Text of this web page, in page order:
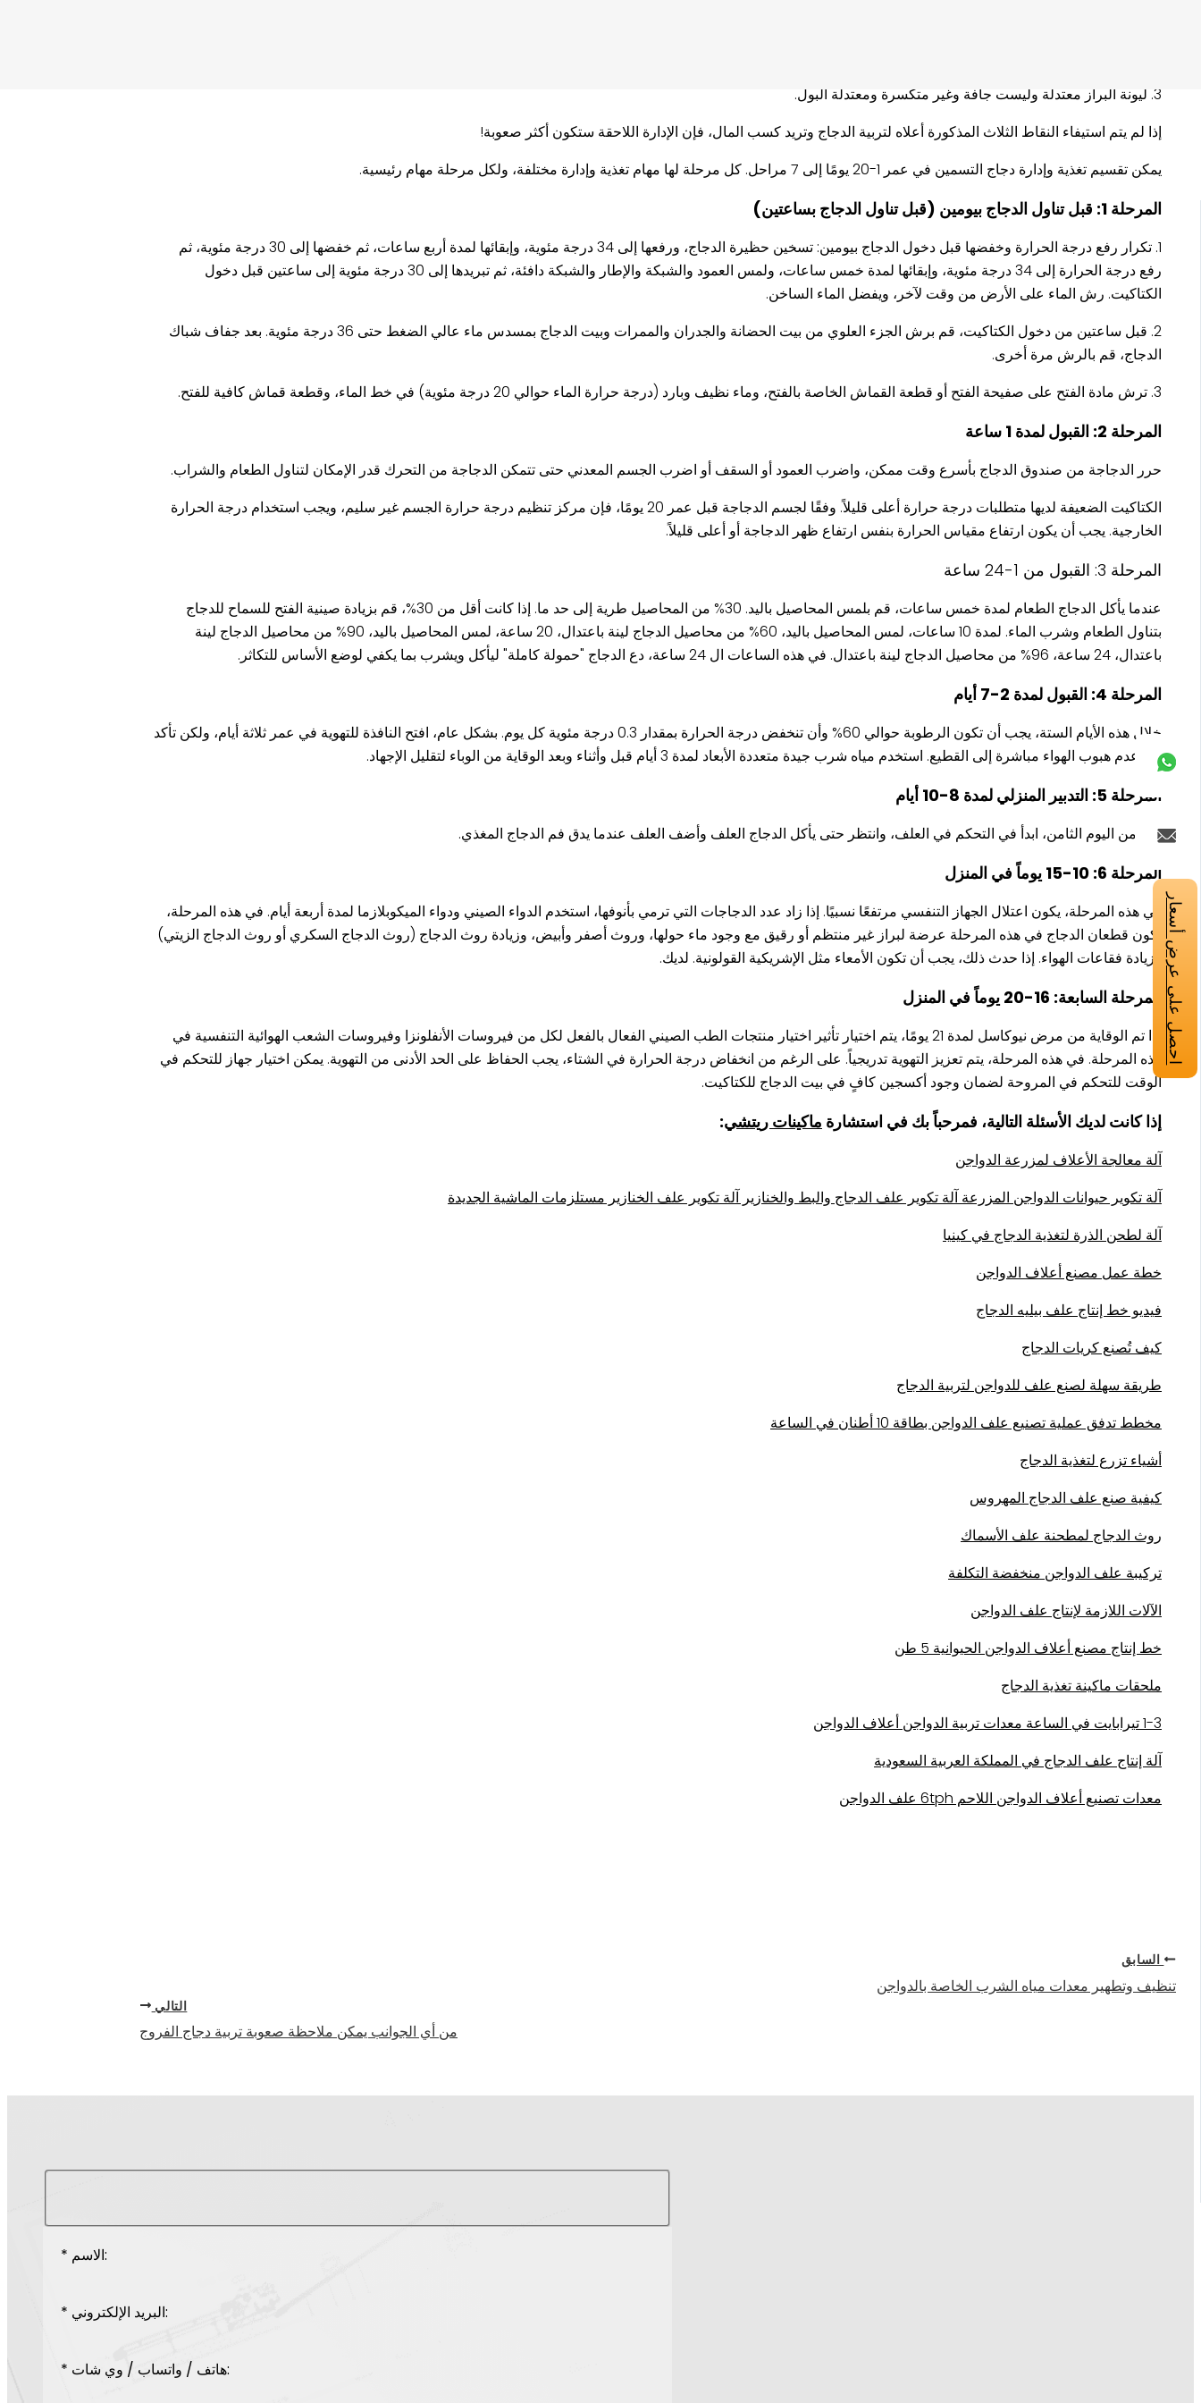
3. ليونة البراز معتدلة وليست جافة وغير متكسرة ومعتدلة البول.
إذا لم يتم استيفاء النقاط الثلاث المذكورة أعلاه لتربية الدجاج وتريد كسب المال، فإن الإدارة اللاحقة ستكون أكثر صعوبة!
يمكن تقسيم تغذية وإدارة دجاج التسمين في عمر 1-20 يومًا إلى 7 مراحل. كل مرحلة لها مهام تغذية وإدارة مختلفة، ولكل مرحلة مهام رئيسية.
المرحلة 1: قبل تناول الدجاج بيومين (قبل تناول الدجاج بساعتين)
1. تكرار رفع درجة الحرارة وخفضها قبل دخول الدجاج بيومين: تسخين حظيرة الدجاج، ورفعها إلى 34 درجة مئوية، وإبقائها لمدة أربع ساعات، ثم خفضها إلى 30 درجة مئوية، ثم
رفع درجة الحرارة إلى 34 درجة مئوية، وإبقائها لمدة خمس ساعات، ولمس العمود والشبكة والإطار والشبكة دافئة، ثم تبريدها إلى 30 درجة مئوية إلى ساعتين قبل دخول
الكتاكيت. رش الماء على الأرض من وقت لآخر، ويفضل الماء الساخن.
2. قبل ساعتين من دخول الكتاكيت، قم برش الجزء العلوي من بيت الحضانة والجدران والممرات وبيت الدجاج بمسدس ماء عالي الضغط حتى 36 درجة مئوية. بعد جفاف شباك
الدجاج، قم بالرش مرة أخرى.
3. ترش مادة الفتح على صفيحة الفتح أو قطعة القماش الخاصة بالفتح، وماء نظيف وبارد (درجة حرارة الماء حوالي 20 درجة مئوية) في خط الماء، وقطعة قماش كافية للفتح.
المرحلة 2: القبول لمدة 1 ساعة
حرر الدجاجة من صندوق الدجاج بأسرع وقت ممكن، واضرب العمود أو السقف أو اضرب الجسم المعدني حتى تتمكن الدجاجة من التحرك قدر الإمكان لتناول الطعام والشراب.
الكتاكيت الضعيفة لديها متطلبات درجة حرارة أعلى قليلاً. وفقًا لجسم الدجاجة قبل عمر 20 يومًا، فإن مركز تنظيم درجة حرارة الجسم غير سليم، ويجب استخدام درجة الحرارة
الخارجية. يجب أن يكون ارتفاع مقياس الحرارة بنفس ارتفاع ظهر الدجاجة أو أعلى قليلاً.
المرحلة 3: القبول من 1-24 ساعة
عندما يأكل الدجاج الطعام لمدة خمس ساعات، قم بلمس المحاصيل باليد. 30% من المحاصيل طرية إلى حد ما. إذا كانت أقل من 30%، قم بزيادة صينية الفتح للسماح للدجاج
بتناول الطعام وشرب الماء. لمدة 10 ساعات، لمس المحاصيل باليد، 60% من محاصيل الدجاج لينة باعتدال، 20 ساعة، لمس المحاصيل باليد، 90% من محاصيل الدجاج لينة
باعتدال، 24 ساعة، 96% من محاصيل الدجاج لينة باعتدال. في هذه الساعات ال 24 ساعة، دع الدجاج "حمولة كاملة" ليأكل ويشرب بما يكفي لوضع الأساس للتكاثر.
المرحلة 4: القبول لمدة 2-7 أيام
خلال هذه الأيام الستة، يجب أن تكون الرطوبة حوالي 60% وأن تنخفض درجة الحرارة بمقدار 0.3 درجة مئوية كل يوم. بشكل عام، افتح النافذة للتهوية في عمر ثلاثة أيام، ولكن تأكد
من عدم هبوب الهواء مباشرة إلى القطيع. استخدم مياه شرب جيدة متعددة الأبعاد لمدة 3 أيام قبل وأثناء وبعد الوقاية من الوباء لتقليل الإجهاد.
المرحلة 5: التدبير المنزلي لمدة 8-10 أيام
بدءًا من اليوم الثامن، ابدأ في التحكم في العلف، وانتظر حتى يأكل الدجاج العلف وأضف العلف عندما يدق فم الدجاج المغذي.
المرحلة 6: 10-15 يوماً في المنزل
في هذه المرحلة، يكون اعتلال الجهاز التنفسي مرتفعًا نسبيًا. إذا زاد عدد الدجاجات التي ترمي بأنوفها، استخدم الدواء الصيني ودواء الميكوبلازما لمدة أربعة أيام. في هذه المرحلة،
تكون قطعان الدجاج في هذه المرحلة عرضة لبراز غير منتظم أو رقيق مع وجود ماء حولها، وروث أصفر وأبيض، وزيادة روث الدجاج (روث الدجاج السكري أو روث الدجاج الزيتي)
وزيادة فقاعات الهواء. إذا حدث ذلك، يجب أن تكون الأمعاء مثل الإشريكية القولونية. لديك.
المرحلة السابعة: 16-20 يوماً في المنزل
إذا تم الوقاية من مرض نيوكاسل لمدة 21 يومًا، يتم اختيار تأثير اختيار منتجات الطب الصيني الفعال بالفعل لكل من فيروسات الأنفلونزا وفيروسات الشعب الهوائية التنفسية في
هذه المرحلة. في هذه المرحلة، يتم تعزيز التهوية تدريجياً. على الرغم من انخفاض درجة الحرارة في الشتاء، يجب الحفاظ على الحد الأدنى من التهوية. يمكن اختيار جهاز للتحكم في
الوقت للتحكم في المروحة لضمان وجود أكسجين كافٍ في بيت الدجاج للكتاكيت.
إذا كانت لديك الأسئلة التالية، فمرحباً بك في استشارة ماكينات ريتشي:
آلة معالجة الأعلاف لمزرعة الدواجن
آلة تكوير حيوانات الدواجن المزرعة آلة تكوير علف الدجاج والبط والخنازير آلة تكوير علف الخنازير مستلزمات الماشية الجديدة
آلة لطحن الذرة لتغذية الدجاج في كينيا
خطة عمل مصنع أعلاف الدواجن
فيديو خط إنتاج علف بيليه الدجاج
كيف تُصنع كريات الدجاج
طريقة سهلة لصنع علف للدواجن لتربية الدجاج
مخطط تدفق عملية تصنيع علف الدواجن بطاقة 10 أطنان في الساعة
أشياء تزرع لتغذية الدجاج
كيفية صنع علف الدجاج المهروس
روث الدجاج لمطحنة علف الأسماك
تركيبة علف الدواجن منخفضة التكلفة
الآلات اللازمة لإنتاج علف الدواجن
خط إنتاج مصنع أعلاف الدواجن الحيوانية 5 طن
ملحقات ماكينة تغذية الدجاج
1-3 تيرابايت في الساعة معدات تربية الدواجن أعلاف الدواجن
آلة إنتاج علف الدجاج في المملكة العربية السعودية
معدات تصنيع أعلاف الدواجن اللاحم 6tph علف الدواجن
السابق
تنظيف وتطهير معدات مياه الشرب الخاصة بالدواجن
التالي
من أي الجوانب يمكن ملاحظة صعوبة تربية دجاج الفروج
* الاسم:
* البريد الإلكتروني:
* هاتف / واتساب / وي شات:
احصل على عرض أسعار